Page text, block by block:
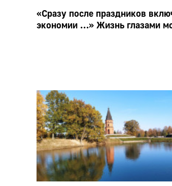
«Сразу после праздников
экономии …» Жизнь глазами